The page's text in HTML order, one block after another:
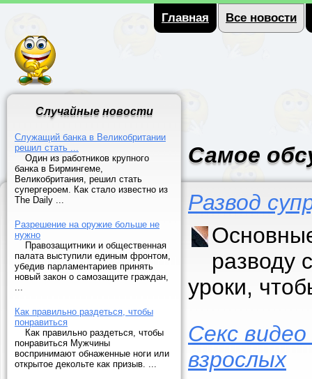
Главная Все новости
Случайные новости
Служащий банка в Великобритании
решил стать ...
Один из работников крупного
банка в Бирмингеме,
Великобритания, решил стать
супергероем. Как стало известно из
The Daily ...
Разрешение на оружие больше не
нужно
Правозащитники и общественная
палата выступили единым фронтом,
убедив парламентариев принять
новый закон о самозащите граждан,
...
Как правильно раздеться, чтобы
понравиться
Как правильно раздеться, чтобы
понравиться Мужчины
воспринимают обнаженные ноги или
открытое декольте как призыв. ...
Самое
Развод
разводу
уроки,
Секс
взрослых